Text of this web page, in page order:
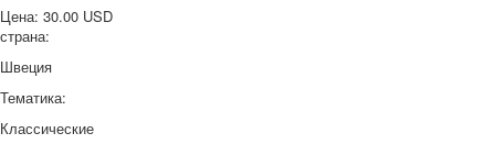
Цена: 30.00 USD
страна:
Швеция
Тематика:
Классические